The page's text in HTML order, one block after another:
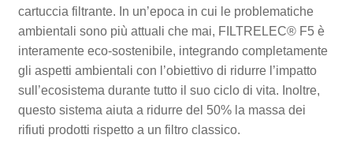
cartuccia filtrante. In un’epoca in cui le problematiche
ambientali sono più attuali che mai, FILTRELEC® F5 è
interamente eco-sostenibile, integrando completamente
gli aspetti ambientali con l’obiettivo di ridurre l’impatto
sull’ecosistema durante tutto il suo ciclo di vita. Inoltre,
questo sistema aiuta a ridurre del 50% la massa dei
rifiuti prodotti rispetto a un filtro classico.